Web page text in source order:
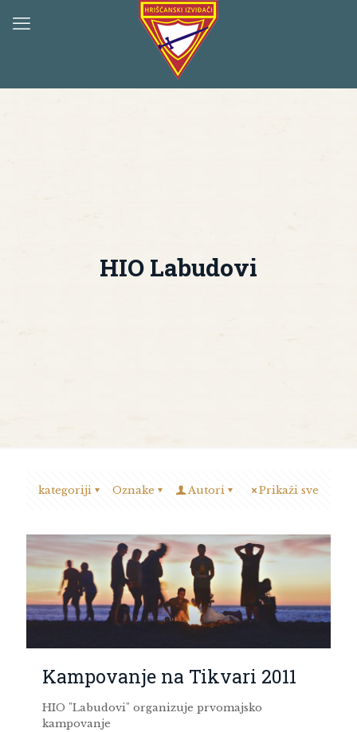
HIO Labudovi
kategoriji Oznake Autori Prikaži sve
Kampovanje na Tikvari 2011
HIO "Labudovi" organizuje prvomajsko
kampovanje